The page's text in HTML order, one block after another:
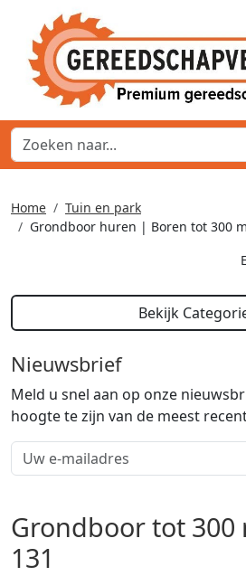
Home
Tuin en park
Grondboor huren | Boren tot 300
Bekijk
Nieuwsbrief
Meld u snel aan op onze
hoogte te zijn van de meest
Grondboor tot 300
131